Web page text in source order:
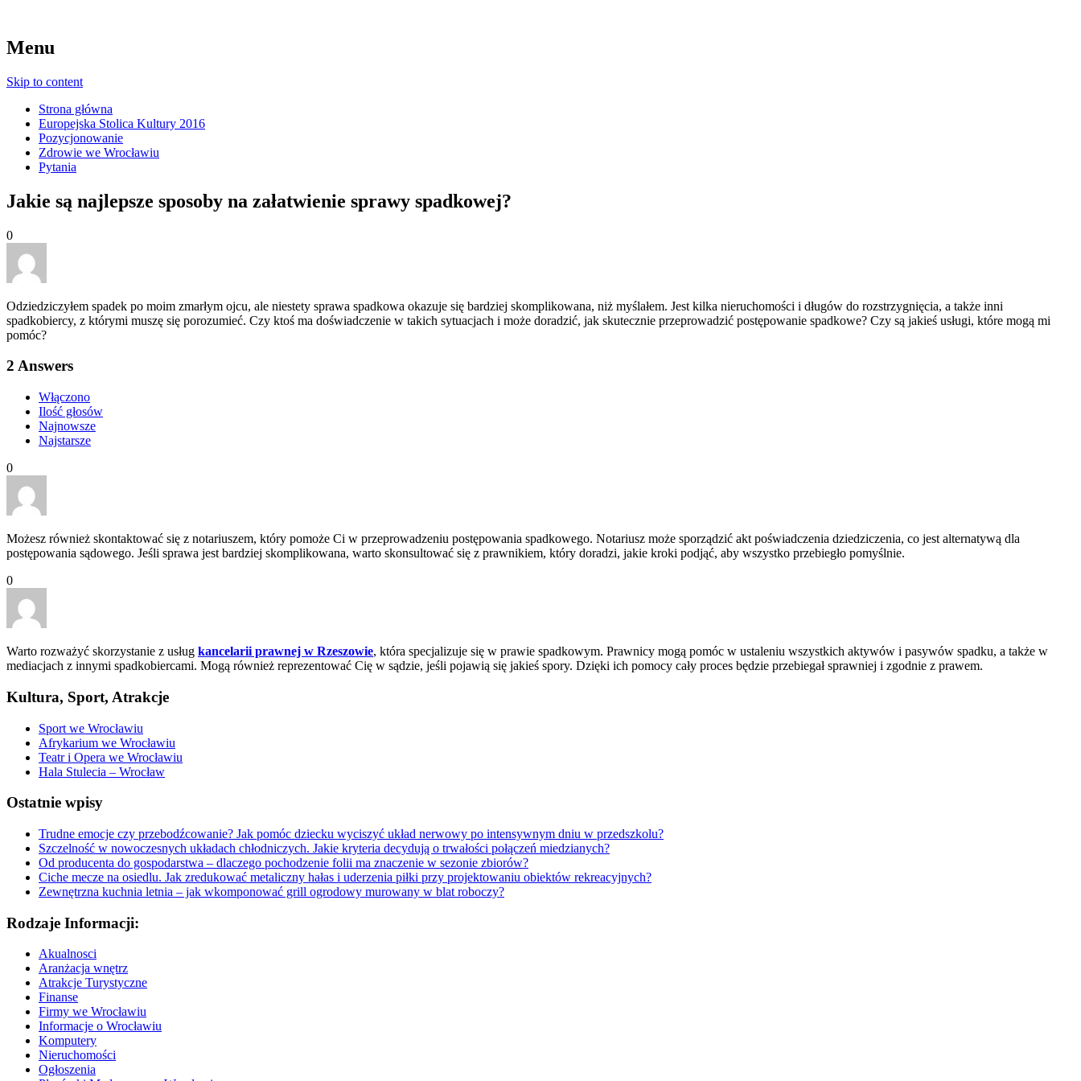
Menu
Skip to content
Strona główna
Europejska Stolica Kultury 2016
Pozycjonowanie
Zdrowie we Wrocławiu
Pytania
Jakie są najlepsze sposoby na załatwienie sprawy spadkowej?
0
Odziedziczyłem spadek po moim zmarłym ojcu, ale niestety sprawa spadkowa okazuje się bardziej skomplikowana, niż myślałem. Jest kilka nieruchomości i długów do rozstrzygnięcia, a także inni
spadkobiercy, z którymi muszę się porozumieć. Czy ktoś ma doświadczenie w takich sytuacjach i może doradzić, jak skutecznie przeprowadzić postępowanie spadkowe? Czy są jakieś usługi, które mogą mi
pomóc?
2 Answers
Włączono
Ilość głosów
Najnowsze
Najstarsze
0
Możesz również skontaktować się z notariuszem, który pomoże Ci w przeprowadzeniu postępowania spadkowego. Notariusz może sporządzić akt poświadczenia dziedziczenia, co jest alternatywą dla
postępowania sądowego. Jeśli sprawa jest bardziej skomplikowana, warto skonsultować się z prawnikiem, który doradzi, jakie kroki podjąć, aby wszystko przebiegło pomyślnie.
0
Warto rozważyć skorzystanie z usług kancelarii prawnej w Rzeszowie, która specjalizuje się w prawie spadkowym. Prawnicy mogą pomóc w ustaleniu wszystkich aktywów i pasywów spadku, a także w
mediacjach z innymi spadkobiercami. Mogą również reprezentować Cię w sądzie, jeśli pojawią się jakieś spory. Dzięki ich pomocy cały proces będzie przebiegał sprawniej i zgodnie z prawem.
Kultura, Sport, Atrakcje
Sport we Wrocławiu
Afrykarium we Wrocławiu
Teatr i Opera we Wrocławiu
Hala Stulecia – Wrocław
Ostatnie wpisy
Trudne emocje czy przebodźcowanie? Jak pomóc dziecku wyciszyć układ nerwowy po intensywnym dniu w przedszkolu?
Szczelność w nowoczesnych układach chłodniczych. Jakie kryteria decydują o trwałości połączeń miedzianych?
Od producenta do gospodarstwa – dlaczego pochodzenie folii ma znaczenie w sezonie zbiorów?
Ciche mecze na osiedlu. Jak zredukować metaliczny hałas i uderzenia piłki przy projektowaniu obiektów rekreacyjnych?
Zewnętrzna kuchnia letnia – jak wkomponować grill ogrodowy murowany w blat roboczy?
Rodzaje Informacji:
Akualnosci
Aranżacja wnętrz
Atrakcje Turystyczne
Finanse
Firmy we Wrocławiu
Informacje o Wrocławiu
Komputery
Nieruchomości
Ogłoszenia